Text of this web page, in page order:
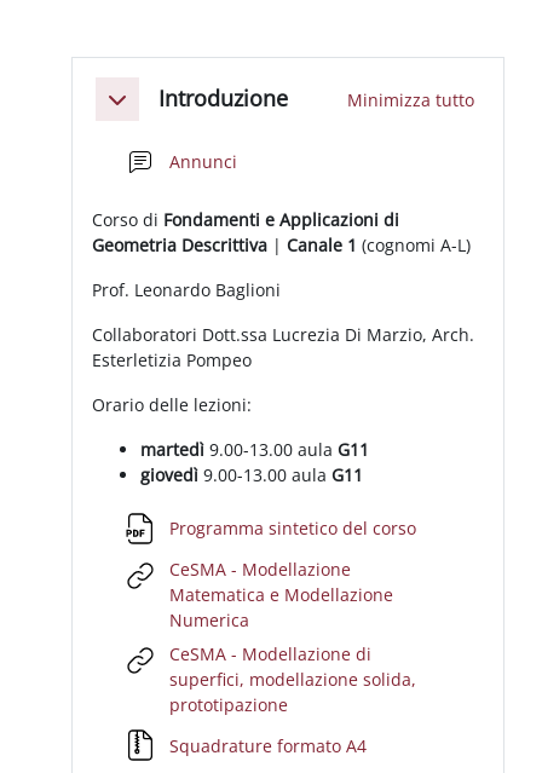
MinimizzaIntroduzione Minimizza tutto
Annunci
Corso di Fondamenti e Applicazioni di
Geometria Descrittiva |Canale 1 (cognomi A-L)
Prof. Leonardo Baglioni
Collaboratori Dott.ssa Lucrezia Di Marzio, Arch.
Esterletizia Pompeo
Orario delle lezioni:
martedì 9.00-13.00 aulaG11
giovedì 9.00-13.00 aulaG11
Programma sintetico del corso
CeSMA - Modellazione
Matematica e Modellazione
Numerica
CeSMA - Modellazione di
superfici, modellazione solida,
prototipazioneURL
Squadrature formato A4